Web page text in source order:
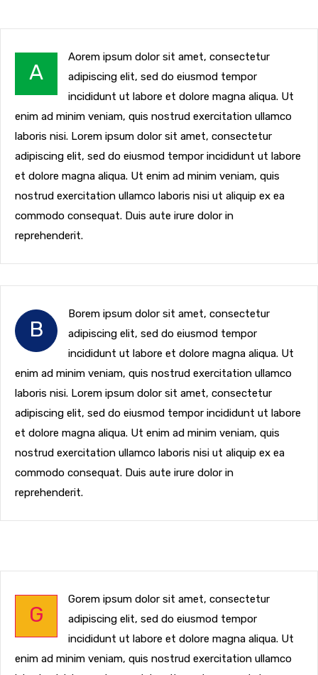
A
Aorem ipsum dolor sit amet, consectetur
adipiscing elit, sed do eiusmod tempor
incididunt ut labore et dolore magna aliqua. Ut
enim ad minim veniam, quis nostrud exercitation ullamco
laboris nisi. Lorem ipsum dolor sit amet, consectetur
adipiscing elit, sed do eiusmod tempor incididunt ut labore
et dolore magna aliqua. Ut enim ad minim veniam, quis
nostrud exercitation ullamco laboris nisi ut aliquip ex ea
commodo consequat. Duis aute irure dolor in
reprehenderit.
B
Borem ipsum dolor sit amet, consectetur
adipiscing elit, sed do eiusmod tempor
incididunt ut labore et dolore magna aliqua. Ut
enim ad minim veniam, quis nostrud exercitation ullamco
laboris nisi. Lorem ipsum dolor sit amet, consectetur
adipiscing elit, sed do eiusmod tempor incididunt ut labore
et dolore magna aliqua. Ut enim ad minim veniam, quis
nostrud exercitation ullamco laboris nisi ut aliquip ex ea
commodo consequat. Duis aute irure dolor in
reprehenderit.
G
Gorem ipsum dolor sit amet, consectetur
adipiscing elit, sed do eiusmod tempor
incididunt ut labore et dolore magna aliqua. Ut
enim ad minim veniam, quis nostrud exercitation ullamco